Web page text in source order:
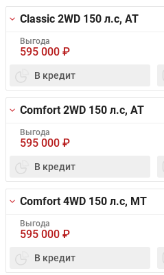
Classic 2WD 150 л.с, AT
Выгода
595 000 ₽
В кредит
Comfort 2WD 150 л.с, AT
Выгода
595 000 ₽
В кредит
Comfort 4WD 150 л.с, MT
Выгода
595 000 ₽
В кредит